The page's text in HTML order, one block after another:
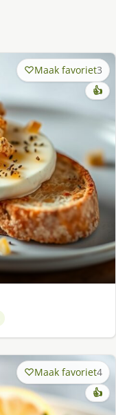
Maak favoriet3
👍
Maak favoriet4
👍